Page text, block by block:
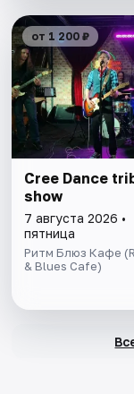
от 1 200 ₽
Cree Dance
show
7 августа 2026 •
пятница
Ритм Блюз Кафе
& Blues Cafe)